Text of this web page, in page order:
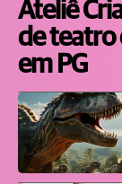
Ateliê
de teatro
em PG